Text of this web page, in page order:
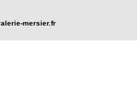
mersier.fr